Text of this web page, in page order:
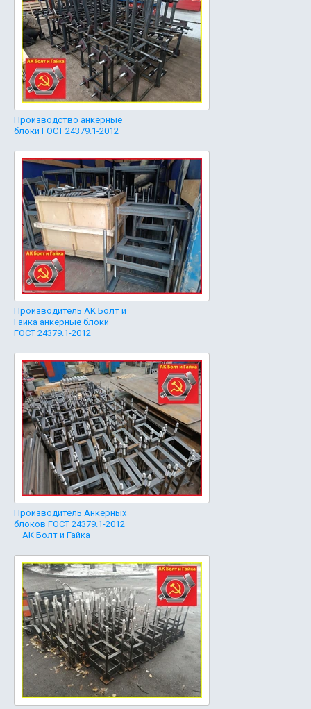
Производство анкерные
блоки ГОСТ 24379.1-2012
Производитель АК Болт и
Гайка анкерные блоки
ГОСТ 24379.1-2012
Производитель Анкерных
блоков ГОСТ 24379.1-2012
– АК Болт и Гайка